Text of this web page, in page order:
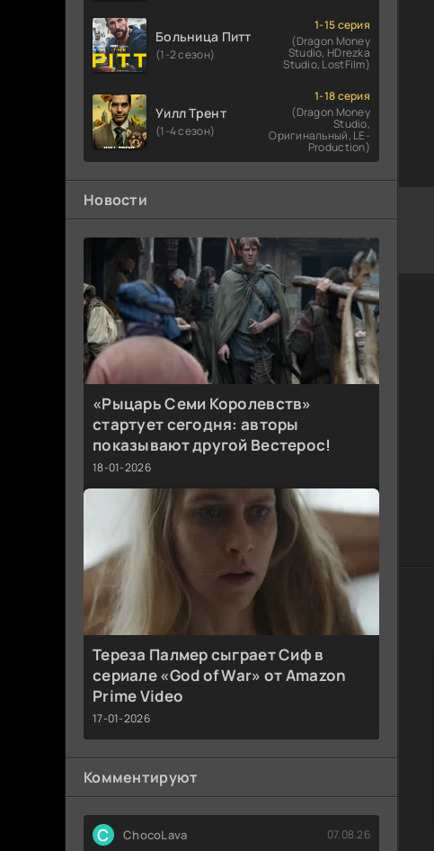
Больница Питт
(1-2 сезон)
1-15 серия
(Dragon Money
Studio, HDrezka
Studio, LostFilm)
Уилл Трент
(1-4 сезон)
1-18 серия
(Dragon Money
Studio,
Оригинальный, LE-
Production)
Новости
«Рыцарь Семи Королевств»
стартует сегодня: авторы
показывают другой Вестерос!
18-01-2026
Тереза Палмер сыграет Сиф в
сериале «God of War» от Amazon
Prime Video
17-01-2026
Комментируют
C ChocoLava 07.08.26